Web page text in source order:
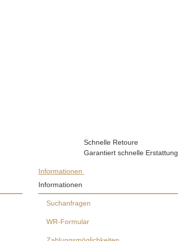
Schnelle Retoure
Garantiert schnelle Erstattung
Informationen
Informationen
Suchanfragen
WR-Formular